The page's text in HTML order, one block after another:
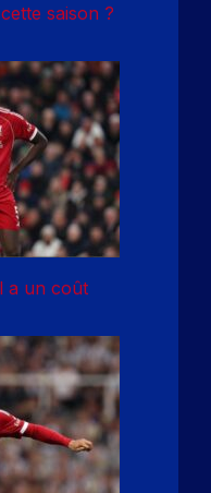
saison ?
a un coût